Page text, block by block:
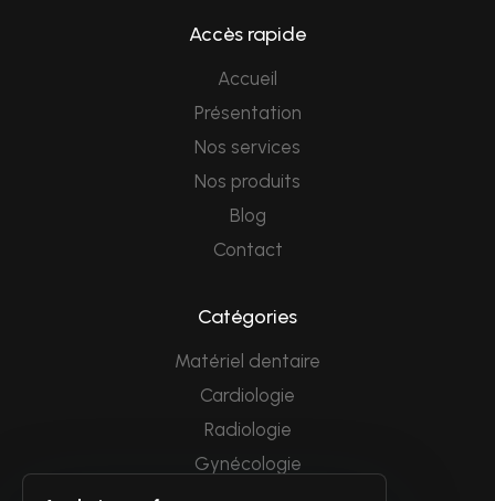
Accès rapide
Accueil
Présentation
Nos services
Nos produits
Blog
Contact
Catégories
Matériel dentaire
Cardiologie
Radiologie
Gynécologie